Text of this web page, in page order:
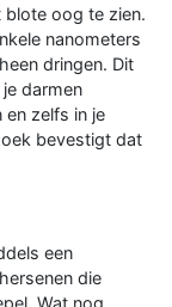
blote oog te zien.
nanometers
dringen. Dit
darmen
zelfs in je
bevestigt dat
een
die
Wat nog